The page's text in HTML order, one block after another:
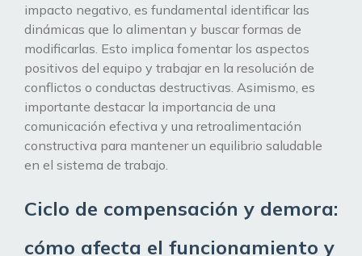
impacto negativo, es fundamental identificar las
dinámicas que lo alimentan y buscar formas de
modificarlas. Esto implica fomentar los aspectos
positivos del equipo y trabajar en la resolución de
conflictos o conductas destructivas. Asimismo, es
importante destacar la importancia de una
comunicación efectiva y una retroalimentación
constructiva para mantener un equilibrio saludable
en el sistema de trabajo.
Ciclo de compensación y demora:
cómo afecta el funcionamiento y